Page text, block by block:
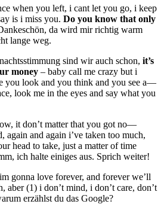
when you left, i cant let you go, i keep
is i miss you. Do you know that only
da wird mir richtig warm
lange weg.
sind wir auch schon, it’s
money – baby call me crazy but i
you look and you think and you see a—
look me in the eyes and say what you
, it don’t matter that you got no—
again and again i’ve taken too much,
head to take, just a matter of time
ich halte einiges aus. Sprich weiter!
gonna love forever, and forever we’ll
aber (1) i don’t mind, i don’t care, don’t
erzählst du das Google?